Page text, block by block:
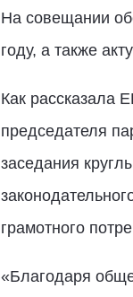
На совещании
году, а также
Как рассказала
председателя
заседания
грамотного
«Благодаря